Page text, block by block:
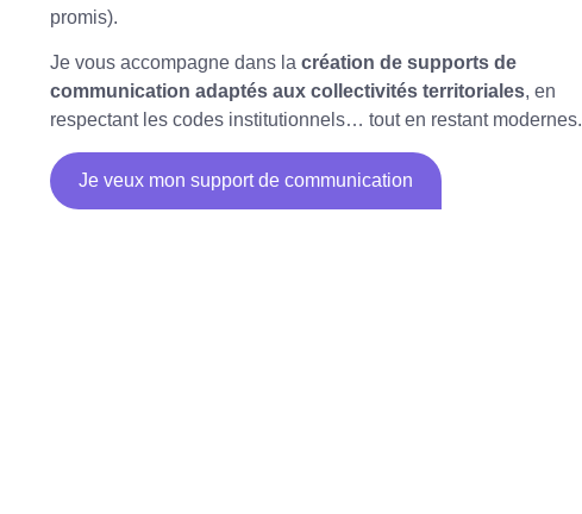
promis).
Je vous accompagne dans la création de supports de
communication adaptés aux collectivités territoriales, en
respectant les codes institutionnels… tout en restant modernes.
Je veux mon support de communication